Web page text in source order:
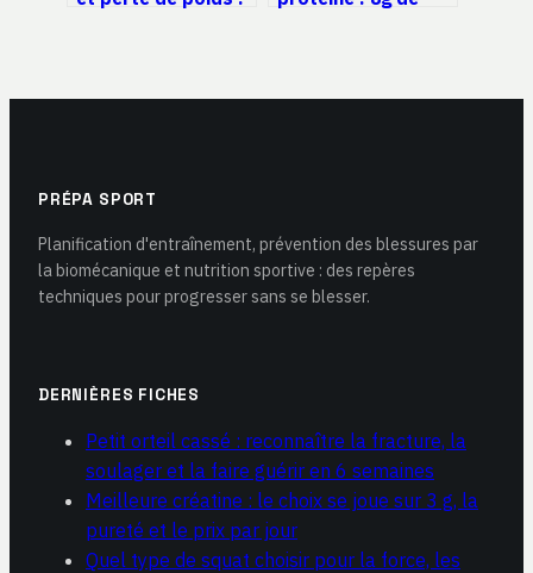
PRÉPA SPORT
Planification d'entraînement, prévention des blessures par
la biomécanique et nutrition sportive : des repères
techniques pour progresser sans se blesser.
DERNIÈRES FICHES
Petit orteil cassé : reconnaître la fracture, la
soulager et la faire guérir en 6 semaines
Meilleure créatine : le choix se joue sur 3 g, la
pureté et le prix par jour
Quel type de squat choisir pour la force, les